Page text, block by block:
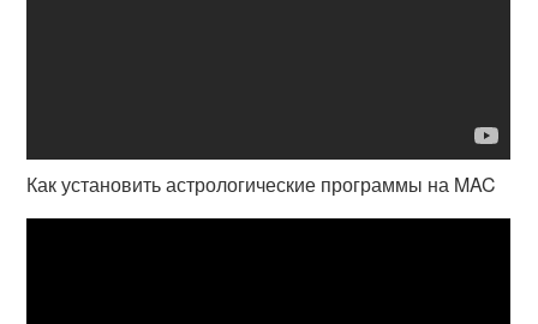
Как установить астрологические программы на MAC